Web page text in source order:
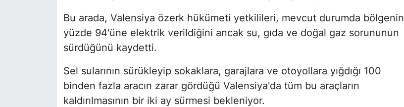
Bu arada, Valensiya özerk hükümeti yetkilileri, mevcut durumda bölgenin
yüzde 94'üne elektrik verildiğini ancak su, gıda ve doğal gaz sorununun
sürdüğünü kaydetti.
Sel sularının sürükleyip sokaklara, garajlara ve otoyollara yığdığı 100
binden fazla aracın zarar gördüğü Valensiya'da tüm bu araçların
kaldırılmasının bir iki ay sürmesi bekleniyor.